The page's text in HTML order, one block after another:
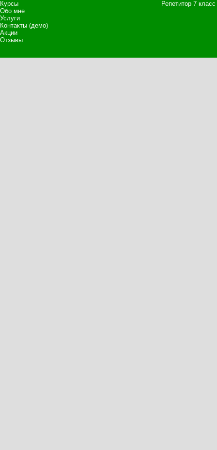
Курсы
Обо мне
Услуги
Контакты (демо)
Акции
Отзывы
Репетитор 7 класс